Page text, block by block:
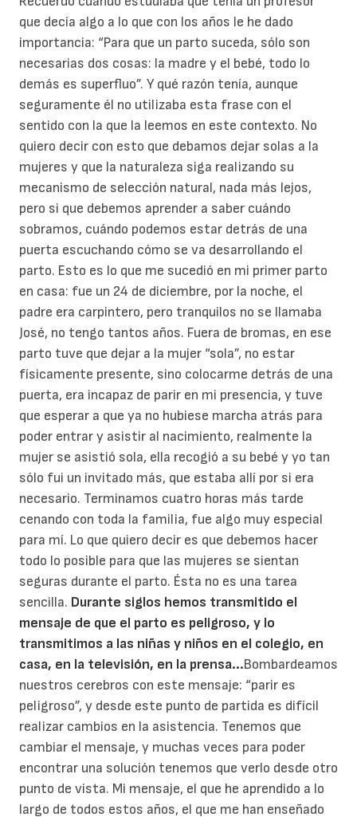
que decía algo a lo que con los años le he dado
importancia: “Para que un parto suceda, sólo son
necesarias dos cosas: la madre y el bebé, todo lo
demás es superfluo”. Y qué razón tenía, aunque
seguramente él no utilizaba esta frase con el
sentido con la que la leemos en este contexto. No
quiero decir con esto que debamos dejar solas a la
mujeres y que la naturaleza siga realizando su
mecanismo de selección natural, nada más lejos,
pero si que debemos aprender a saber cuándo
sobramos, cuándo podemos estar detrás de una
puerta escuchando cómo se va desarrollando el
parto. Esto es lo que me sucedió en mi primer parto
en casa: fue un 24 de diciembre, por la noche, el
padre era carpintero, pero tranquilos no se llamaba
José, no tengo tantos años. Fuera de bromas, en ese
parto tuve que dejar a la mujer “sola”, no estar
físicamente presente, sino colocarme detrás de una
puerta, era incapaz de parir en mi presencia, y tuve
que esperar a que ya no hubiese marcha atrás para
poder entrar y asistir al nacimiento, realmente la
mujer se asistió sola, ella recogió a su bebé y yo tan
sólo fui un invitado más, que estaba allí por si era
necesario. Terminamos cuatro horas más tarde
cenando con toda la familia, fue algo muy especial
para mí. Lo que quiero decir es que debemos hacer
todo lo posible para que las mujeres se sientan
seguras durante el parto. Ésta no es una tarea
sencilla. Durante siglos hemos transmitido el
mensaje de que el parto es peligroso, y lo
transmitimos a las niñas y niños en el colegio, en
casa, en la televisión, en la prensa...Bombardeamos
nuestros cerebros con este mensaje: “parir es
peligroso”, y desde este punto de partida es difícil
realizar cambios en la asistencia. Tenemos que
cambiar el mensaje, y muchas veces para poder
encontrar una solución tenemos que verlo desde otro
punto de vista. Mi mensaje, el que he aprendido a lo
largo de todos estos años, el que me han enseñado